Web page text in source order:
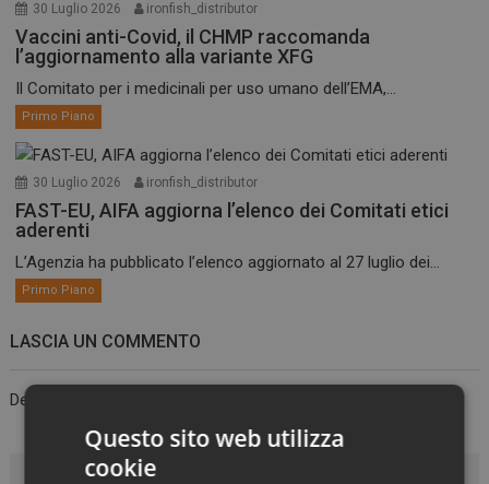
30 Luglio 2026 ironfish_distributor
Vaccini anti-Covid, il CHMP raccomanda
l’aggiornamento alla variante XFG
Il Comitato per i medicinali per uso umano dell’EMA,...
Primo Piano
30 Luglio 2026 ironfish_distributor
FAST-EU, AIFA aggiorna l’elenco dei Comitati etici
aderenti
L’Agenzia ha pubblicato l’elenco aggiornato al 27 luglio dei...
Primo Piano
LASCIA UN COMMENTO
Devi essere
Questo sito web utilizza
cookie